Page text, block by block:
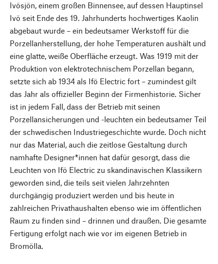
Ivösjön, einem großen Binnensee, auf dessen Hauptinsel
Ivö seit Ende des 19. Jahrhunderts hochwertiges Kaolin
abgebaut wurde – ein bedeutsamer Werkstoff für die
Porzellanherstellung, der hohe Temperaturen aushält und
eine glatte, weiße Oberfläche erzeugt. Was 1919 mit der
Produktion von elektrotechnischem Porzellan begann,
setzte sich ab 1934 als Ifö Electric fort – zumindest gilt
das Jahr als offizieller Beginn der Firmenhistorie. Sicher
ist in jedem Fall, dass der Betrieb mit seinen
Porzellansicherungen und -leuchten ein bedeutsamer Teil
der schwedischen Industriegeschichte wurde. Doch nicht
nur das Material, auch die zeitlose Gestaltung durch
namhafte Designer*innen hat dafür gesorgt, dass die
Leuchten von Ifö Electric zu skandinavischen Klassikern
geworden sind, die teils seit vielen Jahrzehnten
durchgängig produziert werden und bis heute in
zahlreichen Privathaushalten ebenso wie im öffentlichen
Raum zu finden sind – drinnen und draußen. Die gesamte
Fertigung erfolgt nach wie vor im eigenen Betrieb in
Bromölla.